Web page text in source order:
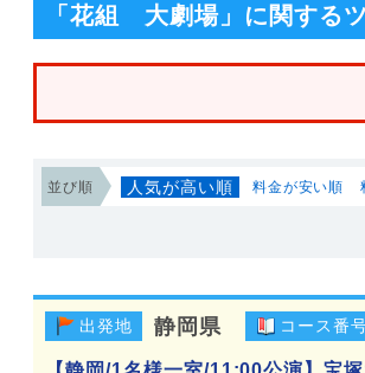
「花組 大劇場」に関する
並び順 人気が高い順 料金が安い順
出発地 静岡県 コース番